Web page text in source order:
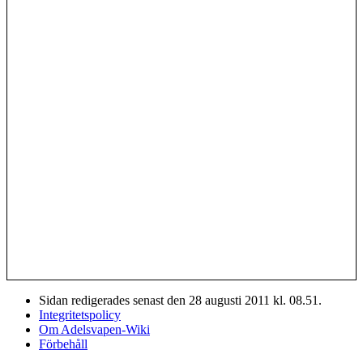
Sidan redigerades senast den 28 augusti 2011 kl. 08.51.
Integritetspolicy
Om Adelsvapen-Wiki
Förbehåll